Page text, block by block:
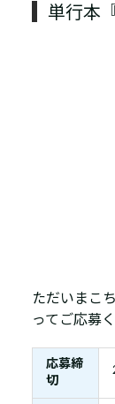
単行本
ただいまこ
ってご応募
応募締
切